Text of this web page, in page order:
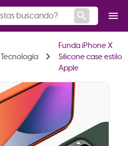
search menu
Tecnología chevron_right
Funda iPhone X
Silicone case estilo
Apple